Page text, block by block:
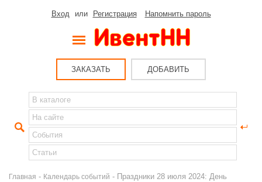
Вход или Регистрация Напомнить пароль
ЗАКАЗАТЬ ДОБАВИТЬ
Главная - Календарь событий - Праздники 28 июля 2024: День